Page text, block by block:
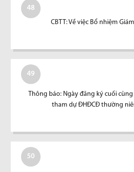
48
CBTT: Về việc Bổ nhiệm
49
Thông báo: Ngày đăng ký cuối
tham dự ĐHĐCĐ thường
50